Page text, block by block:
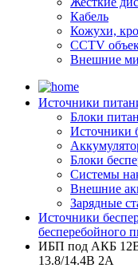
Кабель
Кожухи,
CCTV
Внешние
Источники
Блоки
Источники
Блоки
Системы
Внешние
Зарядные
Источники
бесперебойного
ИБП под АКБ
13.8/14.4В 2А